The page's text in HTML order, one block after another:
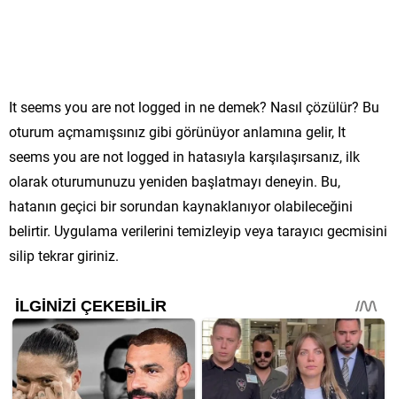
It seems you are not logged in ne demek? Nasıl çözülür? Bu
oturum açmamışsınız gibi görünüyor anlamına gelir, It
seems you are not logged in hatasıyla karşılaşırsanız, ilk
olarak oturumunuzu yeniden başlatmayı deneyin. Bu,
hatanın geçici bir sorundan kaynaklanıyor olabileceğini
belirtir. Uygulama verilerini temizleyip veya tarayıcı gecmisini
silip tekrar giriniz.